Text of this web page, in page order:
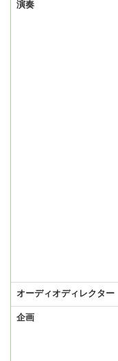
演奏
オーディオディレクター
企画